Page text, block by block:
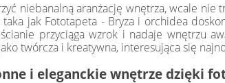
niebanalną aranżację wnętrza, wcale
taka jak Fototapeta - Bryza i orchidea
przyciąga wzrok i nadaje wnętrzu
twórcza i kreatywna, interesująca się
i eleganckie wnętrze dzięki